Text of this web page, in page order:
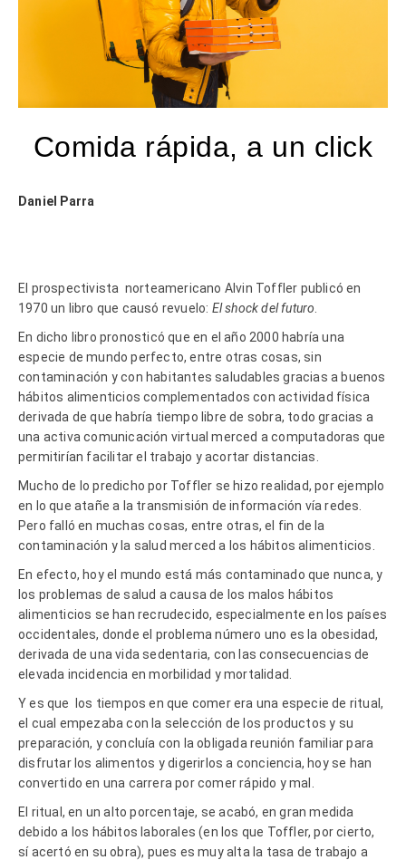
Comida rápida, a un click
Daniel Parra
El prospectivista norteamericano Alvin Toffler publicó en
1970 un libro que causó revuelo: El shock del futuro
En dicho libro pronosticó que en el año 2000 habría una
especie de mundo perfecto, entre otras cosas, sin
contaminación y con habitantes saludables gracias a buenos
hábitos alimenticios complementados con actividad física
derivada de que habría tiempo libre de sobra, todo gracias a
una activa comunicación virtual merced a computadoras que
permitirían facilitar el trabajo y acortar distancias.
Mucho de lo predicho por Toffler se hizo realidad, por ejemplo
en lo que atañe a la transmisión de información vía redes.
Pero falló en muchas cosas, entre otras, el fin de la
contaminación y la salud merced a los hábitos alimenticios.
En efecto, hoy el mundo está más contaminado que nunca, y
los problemas de salud a causa de los malos hábitos
alimenticios se han recrudecido, especialmente en los países
occidentales, donde el problema número uno es la obesidad,
derivada de una vida sedentaria, con las consecuencias de
elevada incidencia en morbilidad y mortalidad.
Y es que los tiempos en que comer era una especie de ritual,
el cual empezaba con la selección de los productos y su
preparación, y concluía con la obligada reunión familiar para
disfrutar los alimentos y digerirlos a conciencia, hoy se han
convertido en una carrera por comer rápido y mal.
El ritual, en un alto porcentaje, se acabó, en gran medida
debido a los hábitos laborales (en los que Toffler, por cierto,
sí acertó en su obra), pues es muy alta la tasa de trabajo a